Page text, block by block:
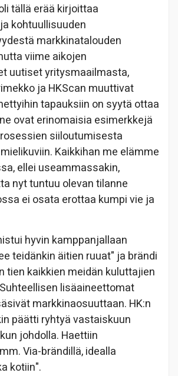
tällä erää kirjoittaa
kohtuullisuuden
markkinatalouden
viime aikojen
uutiset yritysmaailmasta,
ja HKScan muuttivat
tapauksiin on syytä ottaa
ovat erinomaisia esimerkkejä
siiloutumisesta
Kaikkihan me elämme
ellei useammassakin,
nyt tuntuu olevan tilanne
ei osata erottaa kumpi vie ja
hyvin kamppanjallaan
teidänkin äitien ruuat" ja brändi
tien kaikkien meidän kuluttajien
lisäaineettomat
markkinaosuuttaan. HK:n
päätti ryhtyä vastaiskuun
johdolla. Haettiin
Via-brändillä, idealla
kotiin".